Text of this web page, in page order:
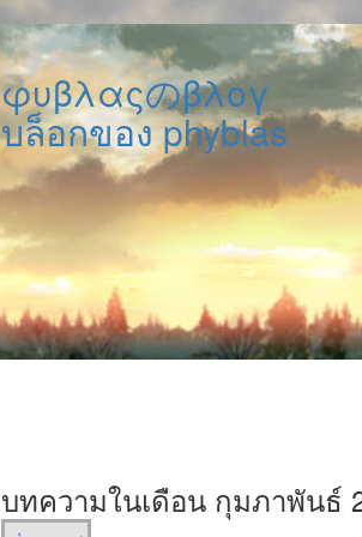
φυβλαςのβλογ
บล็อกของ phyblas
บทความในเดือน กุมภาพันธ์